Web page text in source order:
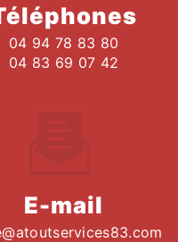
04 94 78 83 80
04 83 69 07 42
E-mail